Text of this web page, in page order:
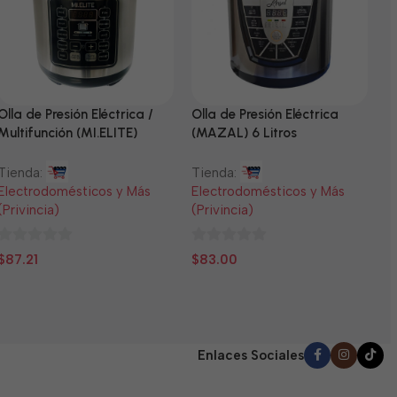
de Presión Eléctrica /
(MI.ELITE)
y Más
87.21
Olla de Presión Eléctrica
(MAZAL) 6 Litros
Tienda:
Electrodomésticos y Más
(Privincia)
0
$83.00
Enlaces Sociales